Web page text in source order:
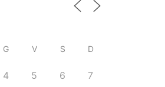
G V S D
4 5 6 7